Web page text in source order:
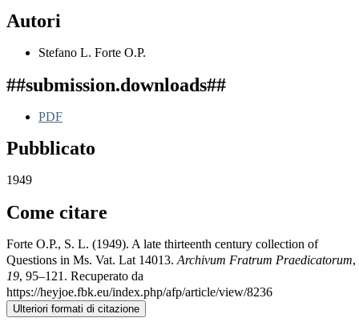
Autori
Stefano L. Forte O.P.
##submission.downloads##
PDF
Pubblicato
1949
Come citare
Forte O.P., S. L. (1949). A late thirteenth century collection of
Questions in Ms. Vat. Lat 14013. Archivum Fratrum Praedicatorum,
19, 95–121. Recuperato da
https://heyjoe.fbk.eu/index.php/afp/article/view/8236
Ulteriori formati di citazione